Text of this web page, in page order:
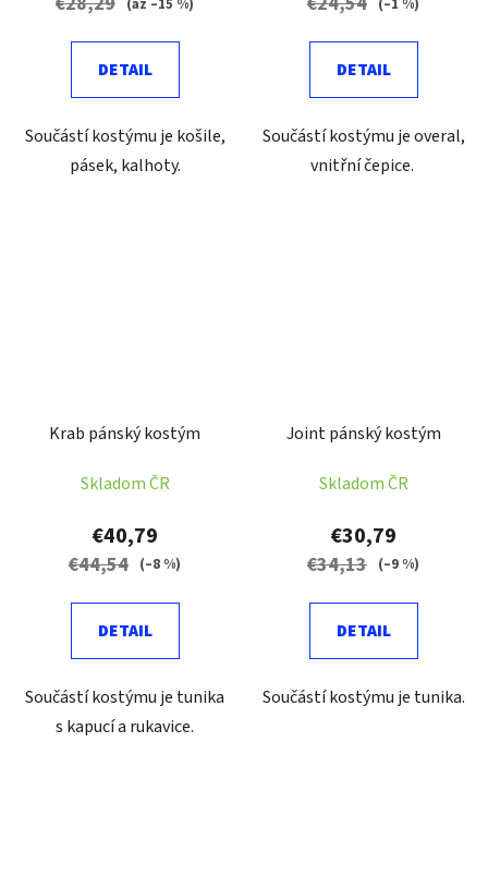
DETAIL
Součástí kostýmu je košile,
pásek, kalhoty.
DETAIL
Součástí kostýmu je overal,
vnitřní čepice.
Krab pánský kostým
Skladom ČR
€40,79
€44,54 (–8 %)
DETAIL
Součástí kostýmu je tunika
s kapucí a rukavice.
Joint pánský kostým
Skladom ČR
€30,79
€34,13 (–9 %)
DETAIL
Součástí kostýmu je tunika.